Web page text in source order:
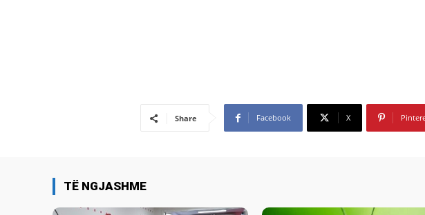
Share Facebook X
TË NGJASHME